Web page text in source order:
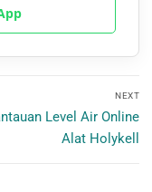
NEXT
Level Air Online
Alat Holykell